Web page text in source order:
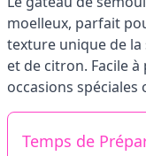
moelleux, parfait
texture unique de la
et de citron. Facile
occasions spéciales
Temps de